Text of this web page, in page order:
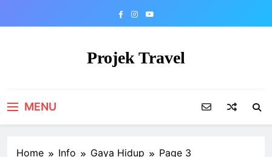
Projek Travel
MENU
Home Info Gaya Hidup Page 3